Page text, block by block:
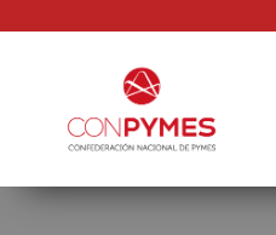
contenido